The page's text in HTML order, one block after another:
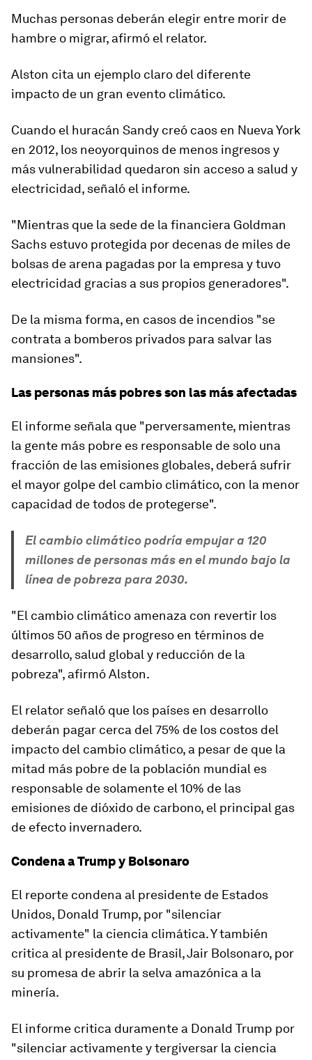
Muchas personas deberán elegir entre morir de
hambre o migrar, afirmó el relator.
Alston cita un ejemplo claro del diferente
impacto de un gran evento climático.
Cuando el huracán Sandy creó caos en Nueva York
en 2012, los neoyorquinos de menos ingresos y
más vulnerabilidad quedaron sin acceso a salud y
electricidad, señaló el informe.
"Mientras que la sede de la financiera Goldman
Sachs estuvo protegida por decenas de miles de
bolsas de arena pagadas por la empresa y tuvo
electricidad gracias a sus propios generadores".
De la misma forma, en casos de incendios "se
contrata a bomberos privados para salvar las
mansiones".
Las personas más pobres son las más afectadas
El informe señala que "perversamente, mientras
la gente más pobre es responsable de solo una
fracción de las emisiones globales, deberá sufrir
el mayor golpe del cambio climático, con la menor
capacidad de todos de protegerse".
El cambio climático podría empujar a 120
millones de personas más en el mundo bajo la
línea de pobreza para 2030.
"El cambio climático amenaza con revertir los
últimos 50 años de progreso en términos de
desarrollo, salud global y reducción de la
pobreza", afirmó Alston.
El relator señaló que los países en desarrollo
deberán pagar cerca del 75% de los costos del
impacto del cambio climático, a pesar de que la
mitad más pobre de la población mundial es
responsable de solamente el 10% de las
emisiones de dióxido de carbono, el principal gas
de efecto invernadero.
Condena a Trump y Bolsonaro
El reporte condena al presidente de Estados
Unidos, Donald Trump, por "silenciar
activamente" la ciencia climática. Y también
critica al presidente de Brasil, Jair Bolsonaro, por
su promesa de abrir la selva amazónica a la
minería.
El informe critica duramente a Donald Trump por
"silenciar activamente y tergiversar la ciencia